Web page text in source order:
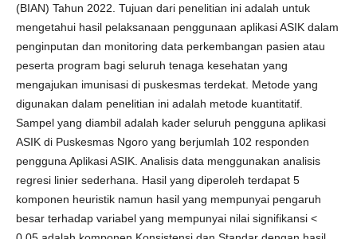
(BIAN) Tahun 2022. Tujuan dari penelitian ini adalah untuk
mengetahui hasil pelaksanaan penggunaan aplikasi ASIK dalam
penginputan dan monitoring data perkembangan pasien atau
peserta program bagi seluruh tenaga kesehatan yang
mengajukan imunisasi di puskesmas terdekat. Metode yang
digunakan dalam penelitian ini adalah metode kuantitatif.
Sampel yang diambil adalah kader seluruh pengguna aplikasi
ASIK di Puskesmas Ngoro yang berjumlah 102 responden
pengguna Aplikasi ASIK. Analisis data menggunakan analisis
regresi linier sederhana. Hasil yang diperoleh terdapat 5
komponen heuristik namun hasil yang mempunyai pengaruh
besar terhadap variabel yang mempunyai nilai signifikansi <